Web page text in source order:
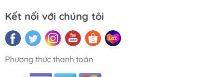
Kết nối với chúng tôi
Phương thức thanh toán